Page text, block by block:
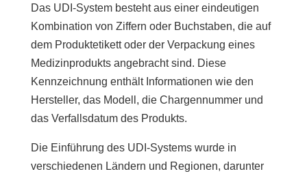
Das UDI-System besteht aus einer eindeutigen
Kombination von Ziffern oder Buchstaben, die auf
dem Produktetikett oder der Verpackung eines
Medizinprodukts angebracht sind. Diese
Kennzeichnung enthält Informationen wie den
Hersteller, das Modell, die Chargennummer und
das Verfallsdatum des Produkts.
Die Einführung des UDI-Systems wurde in
verschiedenen Ländern und Regionen, darunter